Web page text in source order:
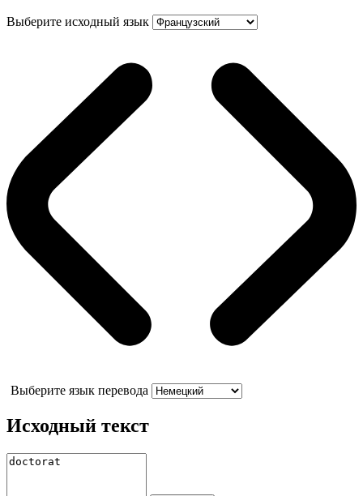
Выберите исходный язык
Выберите язык перевода
Исходный текст